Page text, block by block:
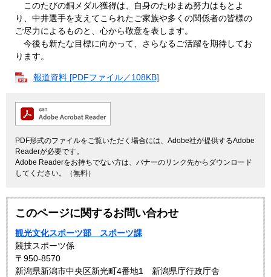
このたびの銅メダル獲得は、自身のたゆまぬ努力はもとよ
り、中井選手を支えてこられたご家族や多くの関係者の皆様の
ご尽力によるものと、心から敬意を表します。
今後も新たな目標に向かって、さらなるご活躍を期待してお
ります。
報道資料 [PDFファイル／108KB]
PDF形式のファイルをご覧いただく場合には、Adobe社が提供するAdobe
Readerが必要です。
Adobe Readerをお持ちでない方は、バナーのリンク先からダウンロード
してください。（無料）
このページに関するお問い合わせ
観光文化スポーツ部 スポーツ課
競技スポーツ係
〒950-8570
新潟県新潟市中央区新光町4番地1 新潟県庁行政庁舎